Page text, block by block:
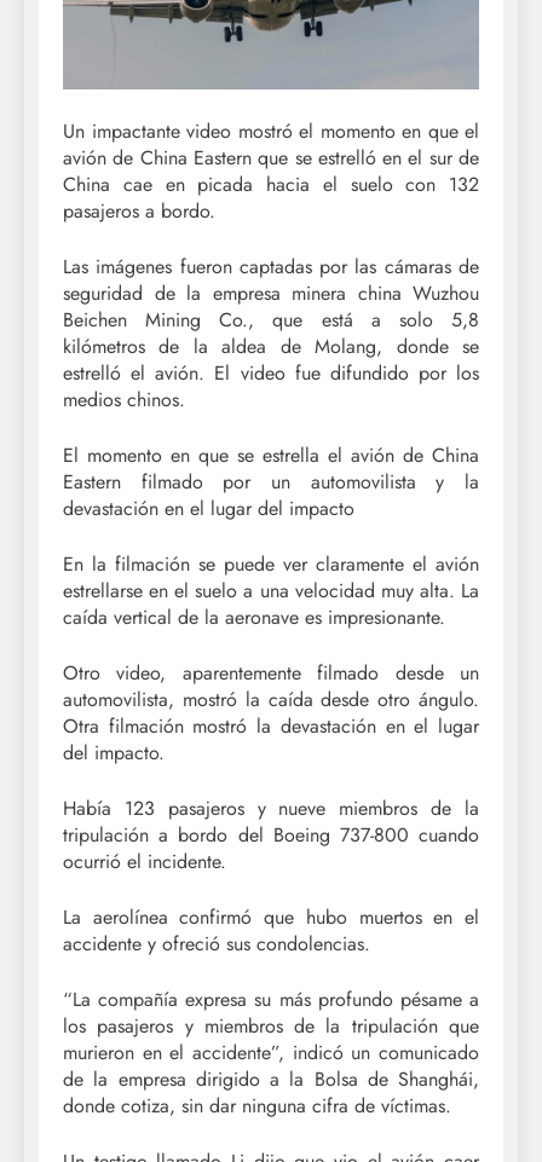
Un impactante video mostró el momento en que el
avión de China Eastern que se estrelló en el sur de
China cae en picada hacia el suelo con 132
pasajeros a bordo.
Las imágenes fueron captadas por las cámaras de
seguridad de la empresa minera china Wuzhou
Beichen Mining Co., que está a solo 5,8
kilómetros de la aldea de Molang, donde se
estrelló el avión. El video fue difundido por los
medios chinos.
El momento en que se estrella el avión de China
Eastern filmado por un automovilista y la
devastación en el lugar del impacto
En la filmación se puede ver claramente el avión
estrellarse en el suelo a una velocidad muy alta. La
caída vertical de la aeronave es impresionante.
Otro video, aparentemente filmado desde un
automovilista, mostró la caída desde otro ángulo.
Otra filmación mostró la devastación en el lugar
del impacto.
Había 123 pasajeros y nueve miembros de la
tripulación a bordo del Boeing 737-800 cuando
ocurrió el incidente.
La aerolínea confirmó que hubo muertos en el
accidente y ofreció sus condolencias.
“La compañía expresa su más profundo pésame a
los pasajeros y miembros de la tripulación que
murieron en el accidente”, indicó un comunicado
de la empresa dirigido a la Bolsa de Shanghái,
donde cotiza, sin dar ninguna cifra de víctimas.